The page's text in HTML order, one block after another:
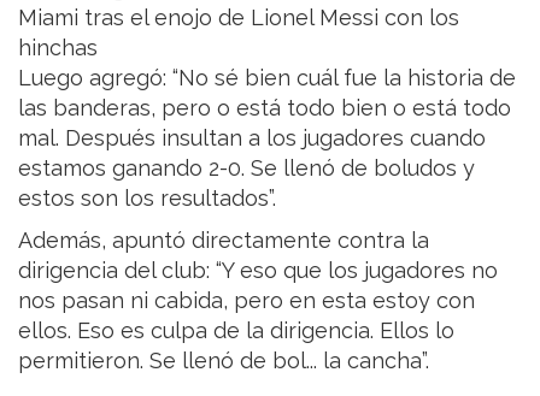
Miami tras el enojo de Lionel Messi con los
hinchas
Luego agregó: “No sé bien cuál fue la historia de
las banderas, pero o está todo bien o está todo
mal. Después insultan a los jugadores cuando
estamos ganando 2-0. Se llenó de boludos y
estos son los resultados”.
Además, apuntó directamente contra la
dirigencia del club: “Y eso que los jugadores no
nos pasan ni cabida, pero en esta estoy con
ellos. Eso es culpa de la dirigencia. Ellos lo
permitieron. Se llenó de bol... la cancha”.